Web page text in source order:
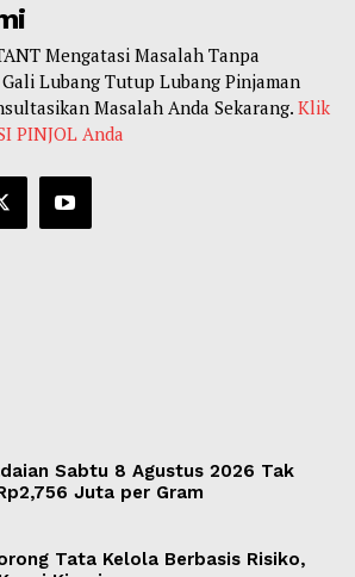
Mengatasi Masalah Tanpa
Lubang Tutup Lubang Pinjaman
Masalah Anda Sekarang. Klik
PINJOL Anda
Sabtu 8 Agustus 2026 Tak
Juta per Gram
Tata Kelola Berbasis Risiko,